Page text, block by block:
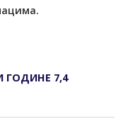
ГОДИНЕ 7,4